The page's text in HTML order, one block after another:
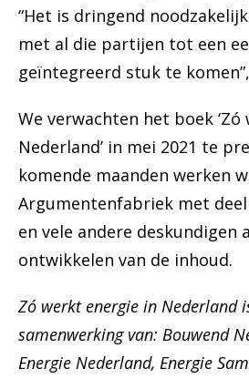
“Het is dringend
met al die partijen tot een
geïntegreerd stuk te
We verwachten het boek
Nederland’ in mei 2021 te
komende maanden werken
Argumentenfabriek met
en vele andere deskundigen
ontwikkelen van de inhoud.
Zó werkt energie in Nederland
samenwerking van: Bouwend
Energie Nederland, Energie